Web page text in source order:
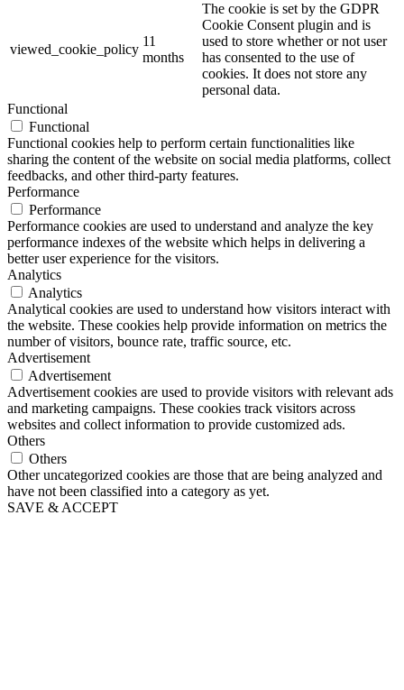
viewed_cookie_policy
11
months
The cookie is set by the GDPR
Cookie Consent plugin and is
used to store whether or not user
has consented to the use of
cookies. It does not store any
personal data.
Functional
Functional
Functional cookies help to perform certain functionalities like
sharing the content of the website on social media platforms, collect
feedbacks, and other third-party features.
Performance
Performance
Performance cookies are used to understand and analyze the key
performance indexes of the website which helps in delivering a
better user experience for the visitors.
Analytics
Analytics
Analytical cookies are used to understand how visitors interact with
the website. These cookies help provide information on metrics the
number of visitors, bounce rate, traffic source, etc.
Advertisement
Advertisement
Advertisement cookies are used to provide visitors with relevant ads
and marketing campaigns. These cookies track visitors across
websites and collect information to provide customized ads.
Others
Others
Other uncategorized cookies are those that are being analyzed and
have not been classified into a category as yet.
SAVE & ACCEPT